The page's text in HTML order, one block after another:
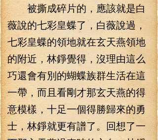
被撕成碎片的，應該就是白
薇說的七彩皇蝶了，白薇說過，
七彩皇蝶的領地就在玄天燕領地
的附近，林錚覺得，沒理由這么
巧還會有別的蝴蝶族群生活在這
一帶，而且看剛才那玄天燕的得
意模樣，十足一個得勝歸來的勇
士，林錚就更有譜了。回想了一